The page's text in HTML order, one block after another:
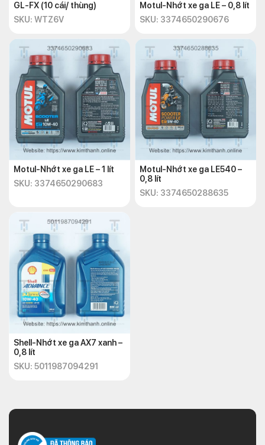
GL-FX (10 cái/ thùng)
SKU: WTZ6V
Motul-Nhớt xe ga LE – 0,8 lít
SKU: 3374650290676
Motul-Nhớt xe ga LE – 1 lít
SKU: 3374650290683
Motul-Nhớt xe ga LE540 –
0,8 lít
SKU: 3374650288635
Shell-Nhớt xe ga AX7 xanh –
0,8 lít
SKU: 5011987094291